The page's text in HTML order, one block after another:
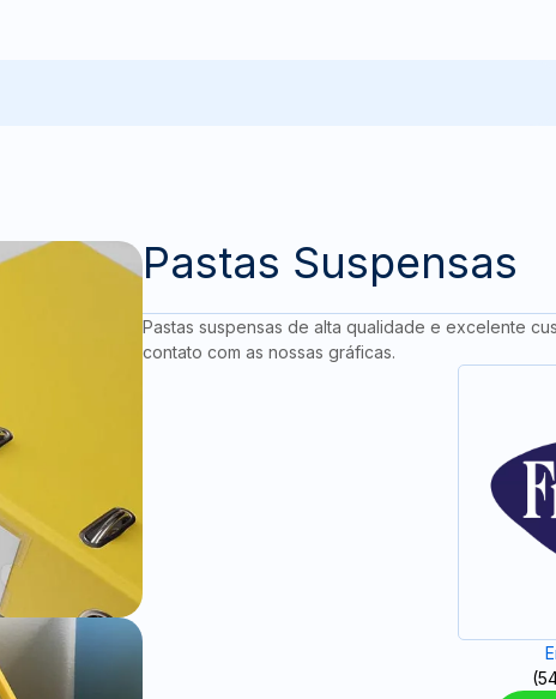
Pastas Suspensas
Pastas suspensas de alta qualidade e excelente
contato com as nossas gráficas.